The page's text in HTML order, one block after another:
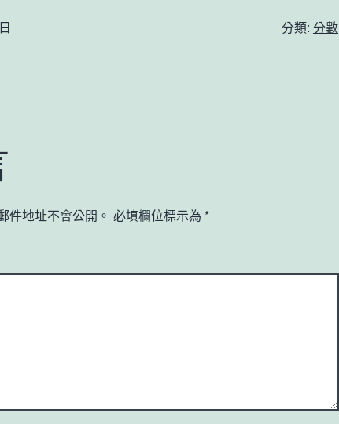
分類: 分數
件地址不會公開。 必填欄位標示為 *